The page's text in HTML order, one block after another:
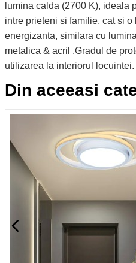
lumina calda (2700 K), ideala
intre prieteni si familie, cat si o
energizanta, similara cu
metalica & acril .Gradul de
utilizarea la interiorul locuintei.
Din aceeasi